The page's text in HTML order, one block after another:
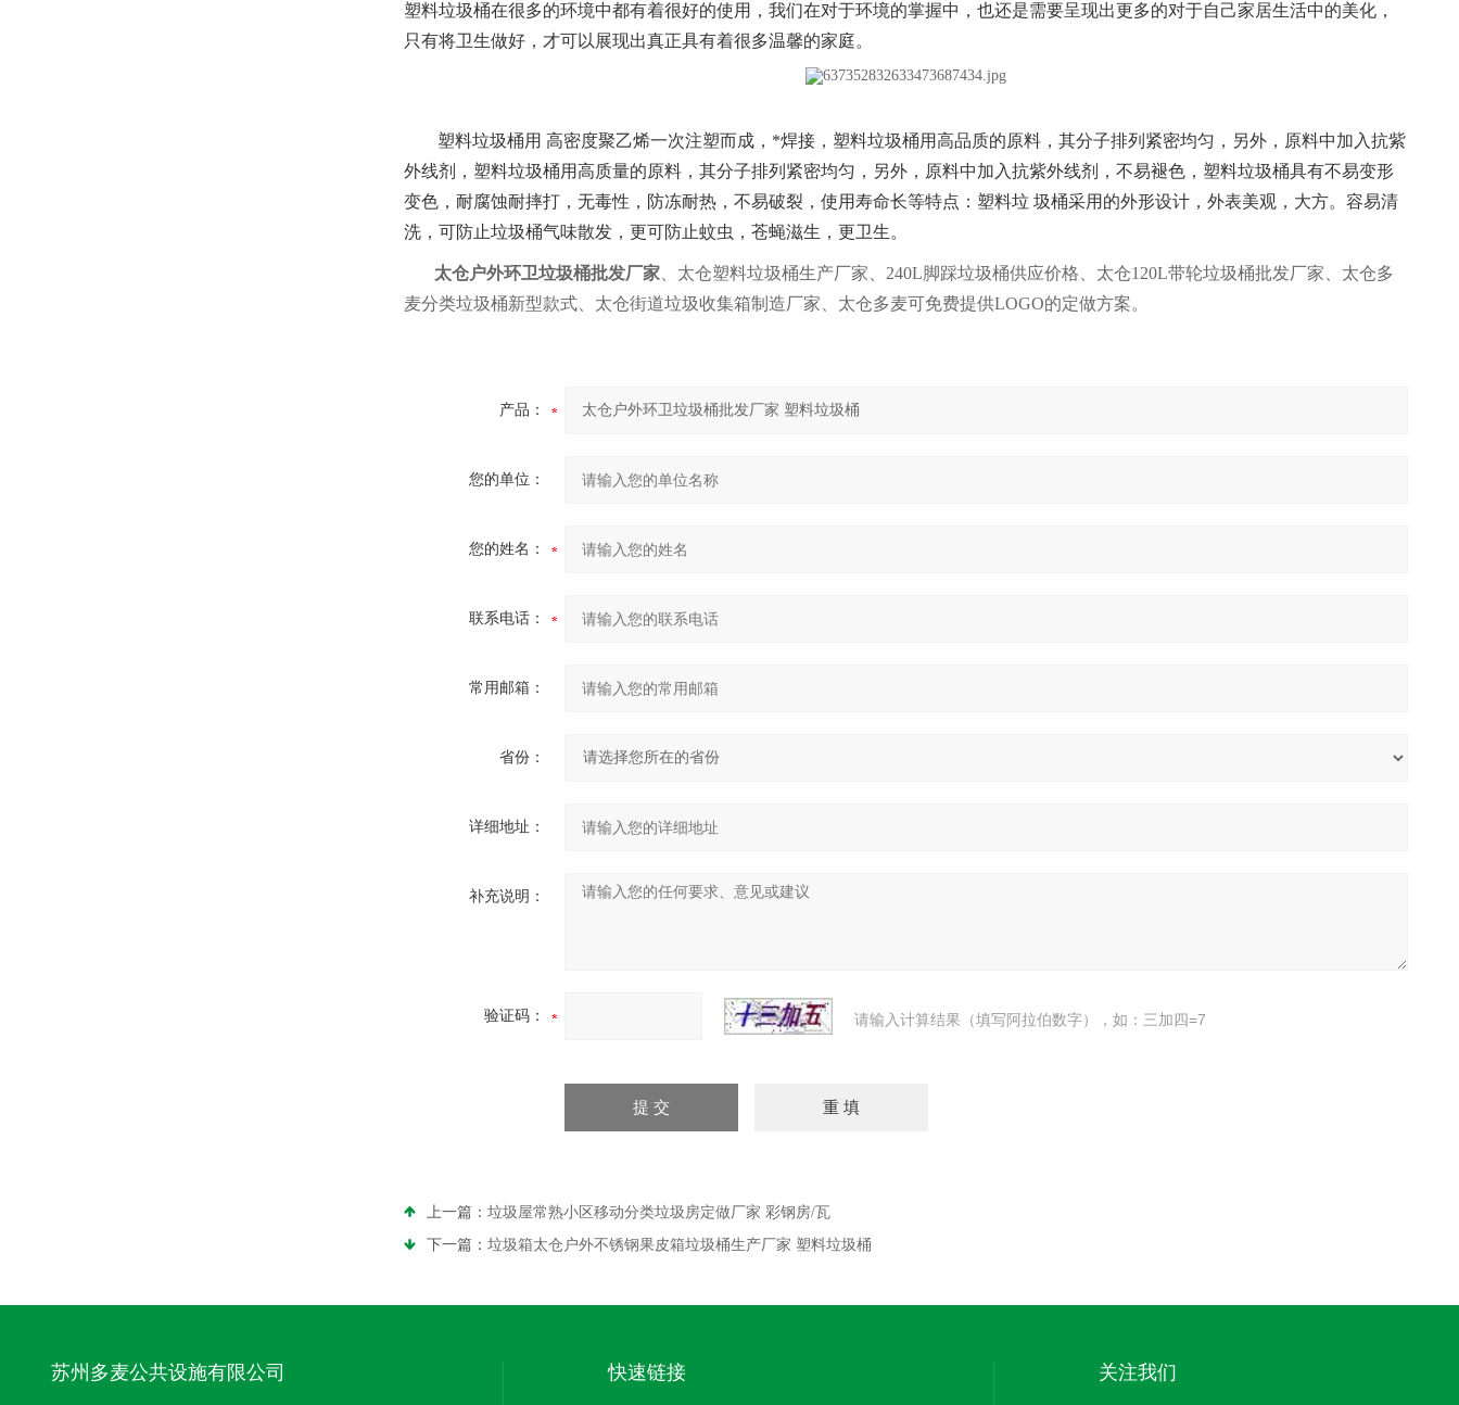
塑料垃圾桶在很多的环境中都有着很好的使用，我们在对于环境的掌握中，也还是需要呈现出更多的对于自己家居生活中的美化，
只有将卫生做好，才可以展现出真正具有着很多温馨的家庭。
塑料垃圾桶用 高密度聚乙烯一次注塑而成，*焊接，塑料垃圾桶用高品质的原料，其分子排列紧密均匀，另外，原料中加入抗紫
外线剂，塑料垃圾桶用高质量的原料，其分子排列紧密均匀，另外，原料中加入抗紫外线剂，不易褪色，塑料垃圾桶具有不易变形
变色，耐腐蚀耐摔打，无毒性，防冻耐热，不易破裂，使用寿命长等特点：塑料垃 圾桶采用的外形设计，外表美观，大方。容易清
洗，可防止垃圾桶气味散发，更可防止蚊虫，苍蝇滋生，更卫生。
太仓户外环卫垃圾桶批发厂家 、太仓塑料垃圾桶生产厂家、240L脚踩垃圾桶供应价格、太仓120L带轮垃圾桶批发厂家、太仓多
麦分类垃圾桶新型款式、太仓街道垃圾收集箱制造厂家、太仓多麦可免费提供LOGO的定做方案。
产品：
您的单位：
您的姓名：
联系电话：
常用邮箱：
省份：
详细地址：
补充说明：
验证码： 请输入计算结果（填写阿拉伯数字），如：三加四=7
上一篇： 垃圾屋常熟小区移动分类垃圾房定做厂家 彩钢房/瓦
下一篇： 垃圾箱太仓户外不锈钢果皮箱垃圾桶生产厂家 塑料垃圾桶
苏州多麦公共设施有限公司 快速链接 关注我们